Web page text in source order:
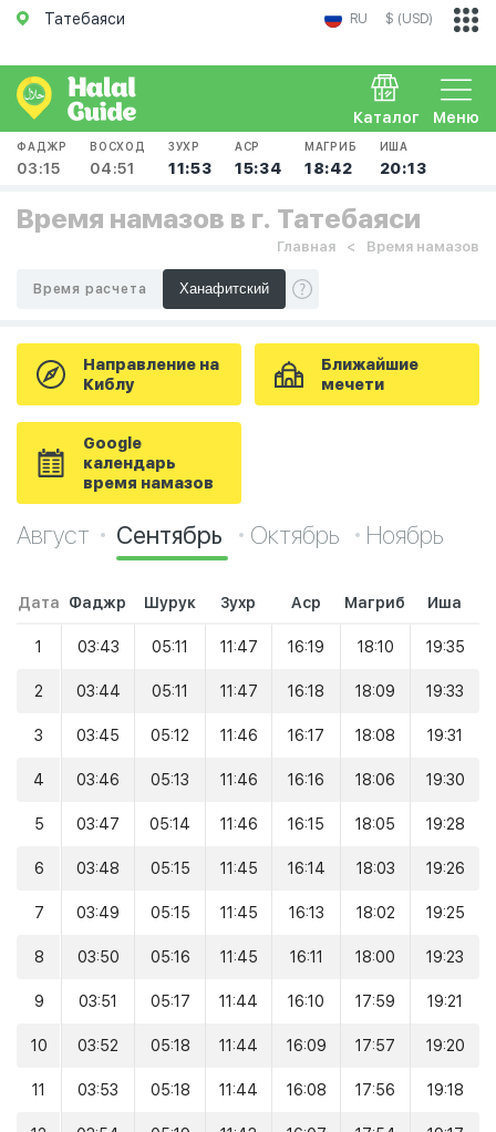
Татебаяси RU $ (USD)
Меню
Каталог
ФАДЖР
03:15
ВОСХОД
04:51
ЗУХР
11:53
АСР
15:34
МАГРИБ
18:42
ИША
20:13
Время намазов в г. Татебаяси
Главная Время намазов
Время расчета
Направление на
Киблу
Ближайшие
мечети
Google
календарь
время намазов
Август Сентябрь Октябрь Ноябрь
Дата Фаджр Шурук Зухр Аср Магриб Иша
1 03:43 05:11 11:47 16:19 18:10 19:35
2 03:44 05:11 11:47 16:18 18:09 19:33
3 03:45 05:12 11:46 16:17 18:08 19:31
4 03:46 05:13 11:46 16:16 18:06 19:30
5 03:47 05:14 11:46 16:15 18:05 19:28
6 03:48 05:15 11:45 16:14 18:03 19:26
7 03:49 05:15 11:45 16:13 18:02 19:25
8 03:50 05:16 11:45 16:11 18:00 19:23
9 03:51 05:17 11:44 16:10 17:59 19:21
10 03:52 05:18 11:44 16:09 17:57 19:20
11 03:53 05:18 11:44 16:08 17:56 19:18